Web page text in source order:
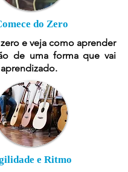
do Zero
e veja como aprender
de uma forma que vai
e Ritmo